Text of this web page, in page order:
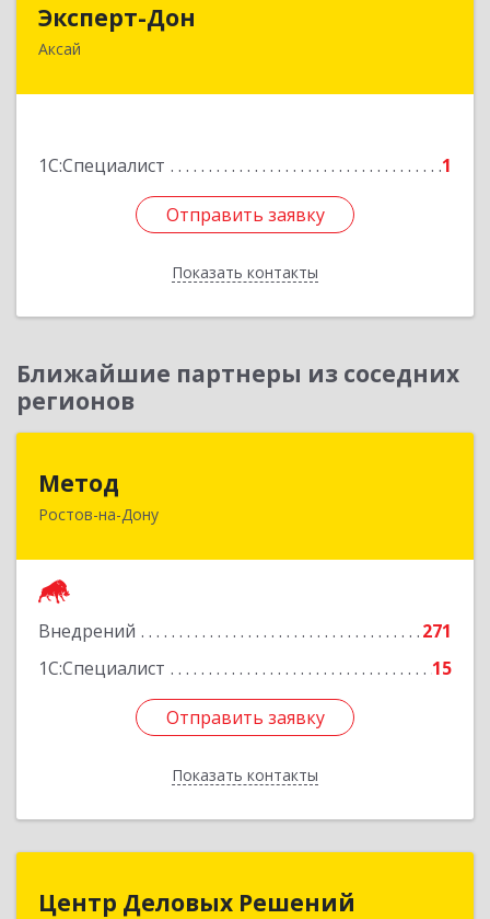
Эксперт-Дон
Аксай
1С:Специалист 1
Отправить заявку
Показать контакты
346720, Ростовская обл, Аксай г, Буденного ул,
Отправить заявку
Назад
Ближайшие партнеры из соседних
регионов
Метод
Ростов-на-Дону
Внедрений
271
1С:Специалист
15
Отправить заявку
Показать контакты
344029, Ростовская обл, Ростов-на-Дону г,
Отправить заявку
Назад
Центр Деловых Решений
Центр Деловых Решений